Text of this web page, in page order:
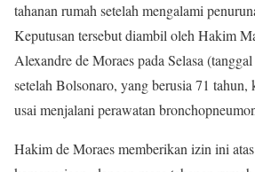
tahanan rumah setelah mengalami
Keputusan tersebut diambil oleh Hakim
Alexandre de Moraes pada Selasa
setelah Bolsonaro, yang berusia 71
usai menjalani perawatan
Hakim de Moraes memberikan izin ini